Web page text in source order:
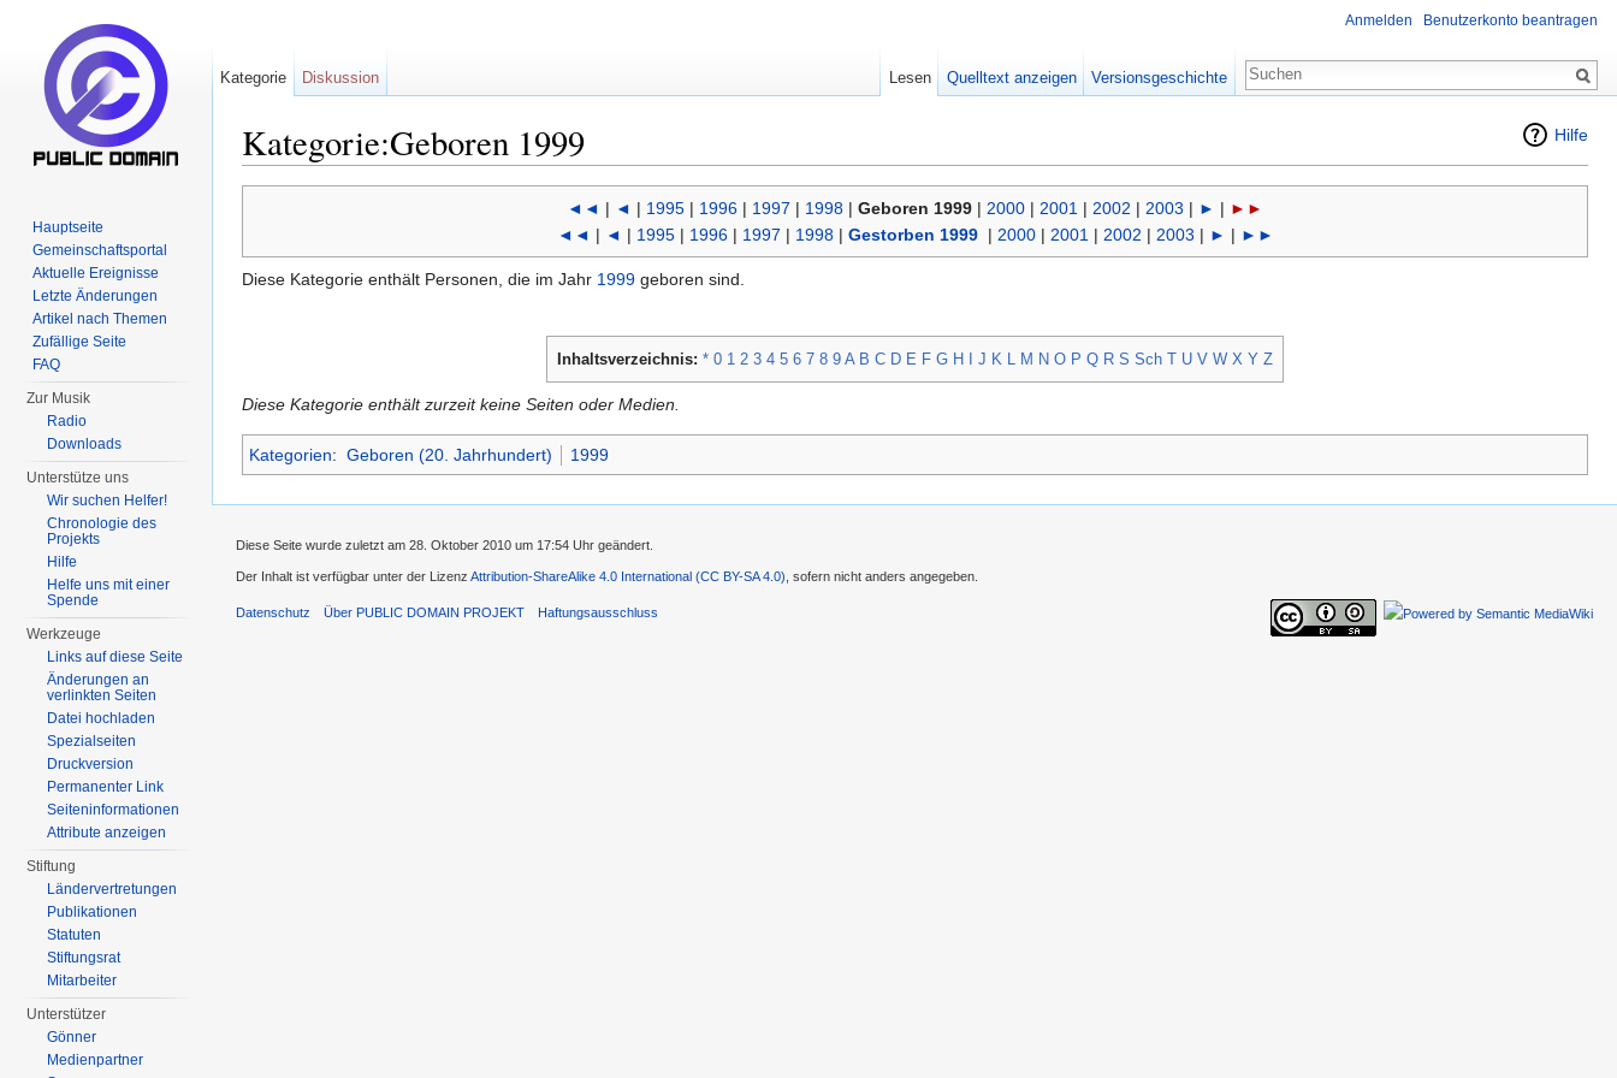
Hilfe
Kategorie:Geboren 1999
◄◄ | ◄ | 1995 | 1996 | 1997 | 1998 | Geboren 1999 | 2000 | 2001 | 2002 | 2003 | ► | ►►
◄◄ | ◄ | 1995| 1996| 1997 | 1998| Gestorben 1999| 2000| 2001| 2002 | 2003 | ► | ►►
Diese Kategorie enthält Personen, die im Jahr 1999 geboren sind.
Inhaltsverzeichnis: * 0 1 2 3 4 5 6 7 8 9 A B C D E F G H J K L M N O P Q R S Sch T U V W X Y Z
Diese Kategorie enthält zurzeit keine Seiten oder Medien.
Kategorien: Geboren (20. Jahrhundert) 1999
Anmelden Benutzerkonto beantragen
Kategorie Diskussion Lesen Quelltext anzeigen Versionsgeschichte
Hauptseite
Gemeinschaftsportal
Aktuelle Ereignisse
Letzte Änderungen
Artikel nach Themen
Zufällige Seite
FAQ
Zur Musik
Radio
Downloads
Unterstütze uns
Wir suchen Helfer!
Chronologie des
Projekts
Hilfe
Helfe uns mit einer
Spende
Werkzeuge
Links auf diese Seite
Änderungen an
verlinkten Seiten
Datei hochladen
Spezialseiten
Druckversion
Permanenter Link
Seiten­informationen
Attribute anzeigen
Stiftung
Ländervertretungen
Publikationen
Statuten
Stiftungsrat
Mitarbeiter
Unterstützer
Gönner
Medienpartner
Diese Seite wurde zuletzt am 28. Oktober 2010 um 17:54 Uhr geändert.
Der Inhalt ist verfügbar unter der Lizenz Attribution-ShareAlike 4.0 International (CC BY-SA 4.0) , sofern nicht anders angegeben.
Datenschutz Über PUBLIC DOMAIN PROJEKT Haftungsausschluss